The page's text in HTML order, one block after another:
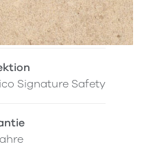
Signature Safety